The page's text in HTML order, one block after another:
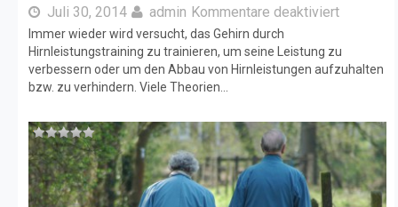
Juli 30, 2014 admin Kommentare deaktiviert
Immer wieder wird versucht, das Gehirn durch
Hirnleistungstraining zu trainieren, um seine Leistung zu
verbessern oder um den Abbau von Hirnleistungen aufzuhalten
bzw. zu verhindern. Viele Theorien...